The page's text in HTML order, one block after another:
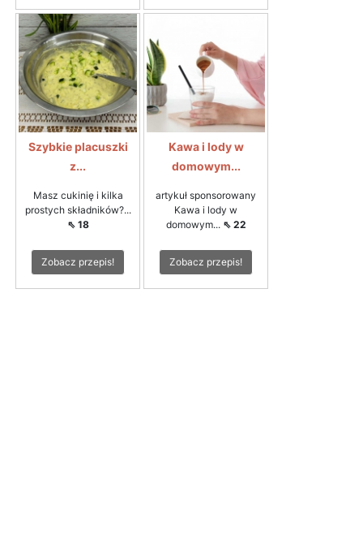
Szybkie placuszki
z...
Masz cukinię i kilka
prostych składników?...
⇖ 18
Zobacz przepis!
Kawa i lody w
domowym...
artykuł sponsorowany
Kawa i lody w
domowym... ⇖ 22
Zobacz przepis!